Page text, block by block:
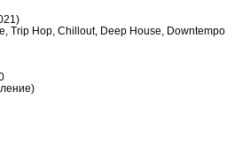
Trip Hop, Chillout, Deep House, Downtempo